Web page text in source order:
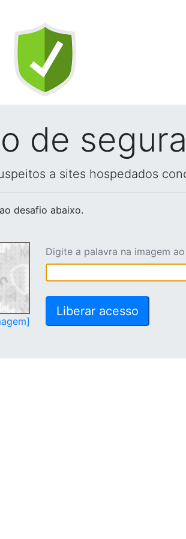
de
a sites hospedados
desafio abaixo.
Digite a palavra na imagem